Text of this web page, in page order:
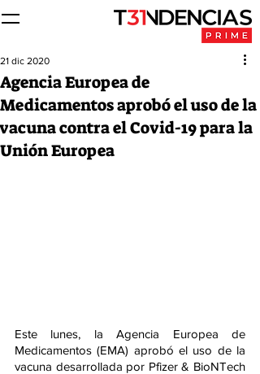
Agencia Europea de
Medicamentos aprobó el uso de la
vacuna contra el Covid-19 para la
Unión Europea
21 dic 2020
Este lunes, la Agencia Europea de
Medicamentos (EMA) aprobó el uso de la
vacuna desarrollada por Pfizer & BioNTech